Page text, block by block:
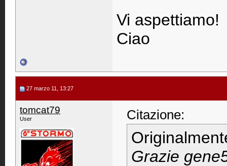
Vi aspettiamo!
Ciao
27 marzo 11, 13:27
tomcat79
User Citazione:
Grazie